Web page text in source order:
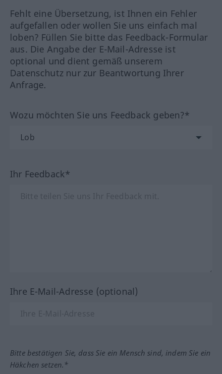
Fehlt eine Übersetzung, ist Ihnen ein Fehler
aufgefallen oder wollen Sie uns einfach mal
loben? Füllen Sie bitte das Feedback-Formular
aus. Die Angabe der E-Mail-Adresse ist
optional und dient gemäß unserem
Datenschutz nur zur Beantwortung Ihrer
Anfrage.
Wozu möchten Sie uns Feedback geben?*
Ihr Feedback*
Ihre E-Mail-Adresse (optional)
Bitte bestätigen Sie, dass Sie ein Mensch sind, indem Sie ein
Häkchen setzen.*